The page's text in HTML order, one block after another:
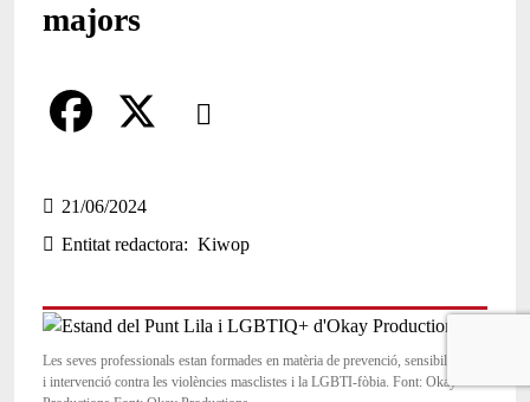
majors
Comparteix
a
c
b
o
21/06/2024
Entitat redactora
Kiwop
Les seves professionals estan formades en matèria de prevenció, sensibilització
i intervenció contra les violències masclistes i la LGBTI-fòbia. Font: Okay